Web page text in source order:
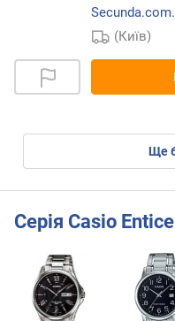
(Київ)
ще
Серія Casio